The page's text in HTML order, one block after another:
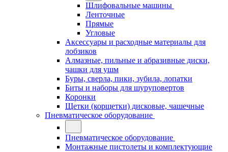
Шлифовальные машины
Ленточные
Прямые
Угловые
Аксессуары и расходные материалы для
лобзиков
Алмазные, пильные и абразивные диски,
чашки для ушм
Буры, сверла, пики, зубила, лопатки
Биты и наборы для шуруповертов
Коронки
Щетки (корщетки) дисковые, чашечные
Пневматическое оборудование
Пневматическое оборудование
Монтажные пистолеты и комплектующие